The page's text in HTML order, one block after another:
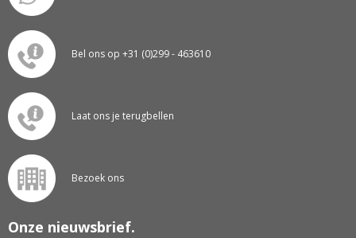
Bel ons op +31 (0)299 - 463610
Laat ons je terugbellen
Bezoek ons
Onze nieuwsbrief.